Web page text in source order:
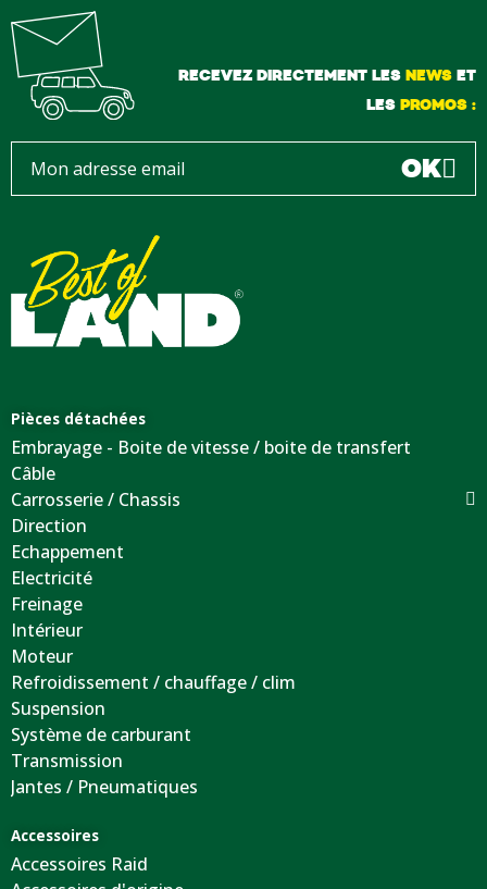
RECEVEZ DIRECTEMENT LES NEWSET
LES PROMOS :
OK
Pièces détachées
Embrayage - Boite de vitesse / boite de transfert
Câble
Carrosserie / Chassis
Direction
Echappement
Electricité
Freinage
Intérieur
Moteur
Refroidissement / chauffage / clim
Suspension
Système de carburant
Transmission
Jantes / Pneumatiques
Accessoires
Accessoires Raid